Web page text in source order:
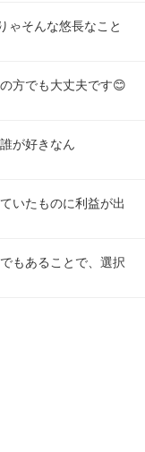
ゃそんな悠長なこと
方でも大丈夫です😊
が好きなん
いたものに利益が出
もあることで、選択